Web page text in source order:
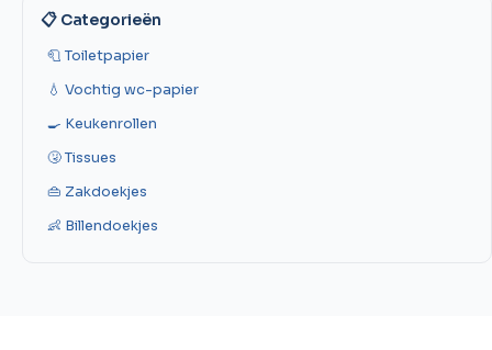
📋 Categorieën
🧻 Toiletpapier
💧 Vochtig wc-papier
🍳 Keukenrollen
🤧 Tissues
👜 Zakdoekjes
👶 Billendoekjes